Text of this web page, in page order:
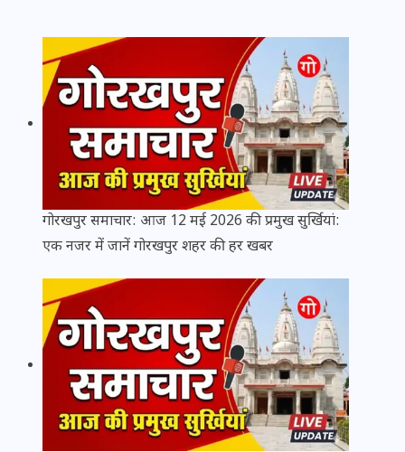
गोरखपुर समाचार: आज 12 मई 2026 की प्रमुख सुर्खियां:
एक नजर में जानें गोरखपुर शहर की हर खबर